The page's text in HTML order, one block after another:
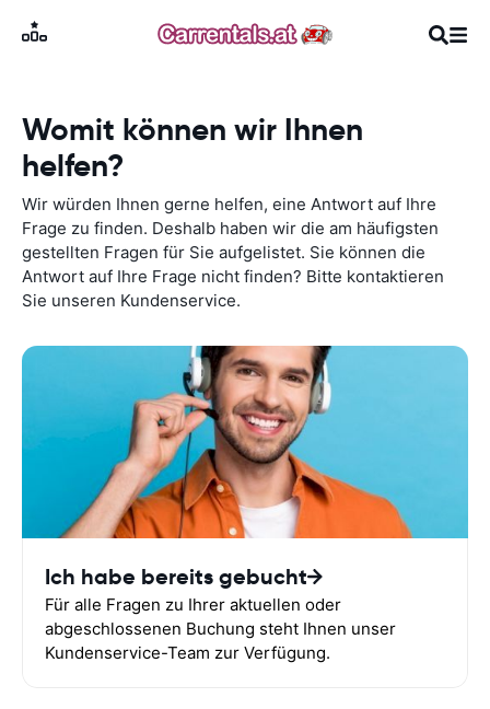
Womit können wir Ihnen
helfen?
Wir würden Ihnen gerne helfen, eine Antwort auf Ihre
Frage zu finden. Deshalb haben wir die am häufigsten
gestellten Fragen für Sie aufgelistet. Sie können die
Antwort auf Ihre Frage nicht finden? Bitte kontaktieren
Sie unseren Kundenservice.
Ich habe bereits gebucht
Für alle Fragen zu Ihrer aktuellen oder
abgeschlossenen Buchung steht Ihnen unser
Kundenservice-Team zur Verfügung.